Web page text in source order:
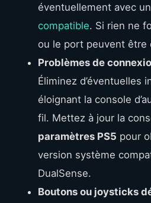
éventuellement avec un
compatible. Si rien ne
ou le port peuvent être
Problèmes de
Éliminez d’éventuelles
éloignant la console
fil. Mettez à jour la
paramètres PS5 pour
version système
DualSense.
Boutons ou joysticks